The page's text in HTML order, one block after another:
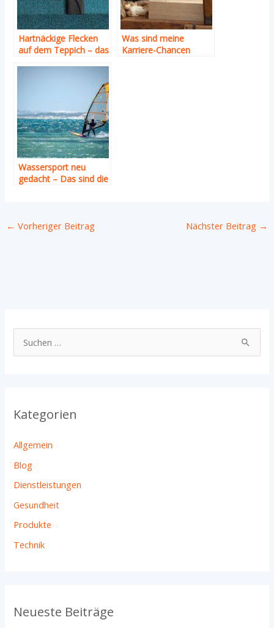
Hartnäckige Flecken
auf dem Teppich – das
Was sind meine
Karriere-Chancen
Wassersport neu
gedacht – Das sind die
← Vorheriger Beitrag Nächster Beitrag →
e
n
a
c
h
:
Kategorien
Allgemein
Blog
Dienstleistungen
Gesundheit
Produkte
Technik
Neueste Beiträge